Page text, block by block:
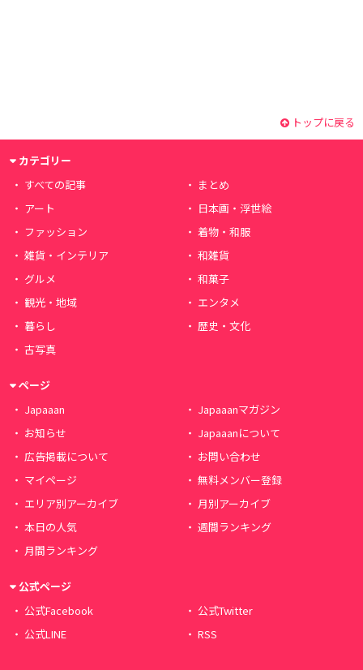
トップに戻る
カテゴリー
すべての記事
まとめ
アート
日本画・浮世絵
ファッション
着物・和服
雑貨・インテリア
和雑貨
グルメ
和菓子
観光・地域
エンタメ
暮らし
歴史・文化
古写真
ページ
Japaaan
Japaaanマガジン
お知らせ
Japaaanについて
広告掲載について
お問い合わせ
マイページ
無料メンバー登録
エリア別アーカイブ
月別アーカイブ
本日の人気
週間ランキング
月間ランキング
公式ページ
公式Facebook
公式Twitter
公式LINE
RSS